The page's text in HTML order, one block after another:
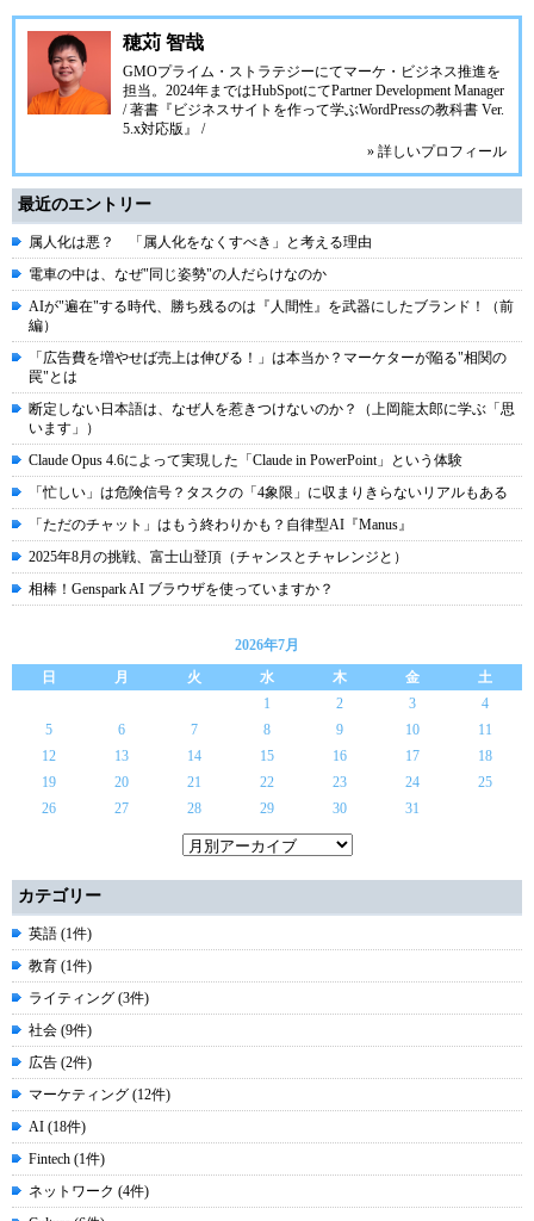
穂苅 智哉
GMOプライム・ストラテジーにてマーケ・ビジネス推進を
担当。2024年まではHubSpotにてPartner Development Manager
/ 著書『ビジネスサイトを作って学ぶWordPressの教科書 Ver.
5.x対応版』 /
» 詳しいプロフィール
最近のエントリー
属人化は悪？ 「属人化をなくすべき」と考える理由
電車の中は、なぜ"同じ姿勢"の人だらけなのか
AIが"遍在"する時代、勝ち残るのは『人間性』を武器にしたブランド！（前
編）
「広告費を増やせば売上は伸びる！」は本当か？マーケターが陥る"相関の
罠"とは
断定しない日本語は、なぜ人を惹きつけないのか？（上岡龍太郎に学ぶ「思
います」）
Claude Opus 4.6によって実現した「Claude in PowerPoint」という体験
「忙しい」は危険信号？タスクの「4象限」に収まりきらないリアルもある
「ただのチャット」はもう終わりかも？自律型AI『Manus』
2025年8月の挑戦、富士山登頂（チャンスとチャレンジと）
相棒！Genspark AI ブラウザを使っていますか？
2026年7月
日
月 火 水 木 金
土
1
2 3
4
5
6 7 8 9 10
11
12
13 14 15 16 17
18
19
20 21 22 23 24
25
26
27 28 29 30 31
カテゴリー
英語 (1件)
教育 (1件)
ライティング (3件)
社会 (9件)
広告 (2件)
マーケティング (12件)
AI (18件)
Fintech (1件)
ネットワーク (4件)